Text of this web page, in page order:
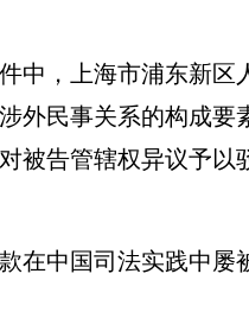
，上海市浦东新区
外民事关系的构成
被告管辖权异议予以
中国司法实践中屡